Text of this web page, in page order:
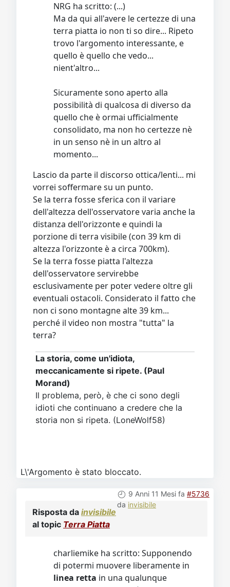
NRG ha scritto: (...)
Ma da qui all'avere le certezze di una
terra piatta io non ti so dire... Ripeto
trovo l'argomento interessante, e
quello è quello che vedo...
nient'altro...
Sicuramente sono aperto alla
possibilità di qualcosa di diverso da
quello che è ormai ufficialmente
consolidato, ma non ho certezze nè
in un senso nè in un altro al
momento...
Lascio da parte il discorso ottica/lenti... mi
vorrei soffermare su un punto.
Se la terra fosse sferica con il variare
dell'altezza dell'osservatore varia anche la
distanza dell'orizzonte e quindi la
porzione di terra visibile (con 39 km di
altezza l'orizzonte è a circa 700km).
Se la terra fosse piatta l'altezza
dell'osservatore servirebbe
esclusivamente per poter vedere oltre gli
eventuali ostacoli. Considerato il fatto che
non ci sono montagne alte 39 km...
perché il video non mostra "tutta" la
terra?
La storia, come un'idiota,
meccanicamente si ripete. (Paul
Morand)
Il problema, però, è che ci sono degli
idioti che continuano a credere che la
storia non si ripeta. (LoneWolf58)
L\'Argomento è stato bloccato.
9 Anni 11 Mesi fa #5736
da invisibile
Risposta da invisibile
al topic Terra Piatta
charliemike ha scritto: Supponendo
di potermi muovere liberamente in
linea retta in una qualunque